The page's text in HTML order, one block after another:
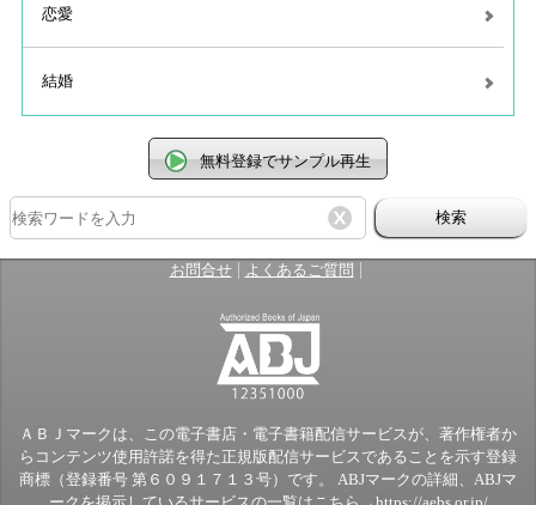
恋愛
結婚
無料登録でサンプル再生
検索
お問合せ| よくあるご質問 |
ＡＢＪマークは、この電子書店・電子書籍配信サービスが、著作権者か
らコンテンツ使用許諾を得た正規版配信サービスであることを示す登録
商標（登録番号 第６０９１７１３号）です。 ABJマークの詳細、ABJマ